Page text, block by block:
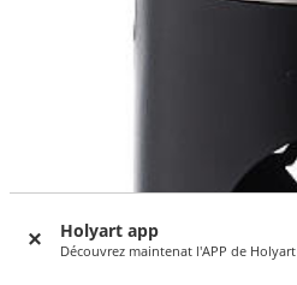
Holyart app
Découvrez maintenat l'APP de Holyart